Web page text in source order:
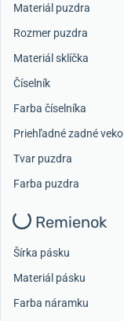
Materiál puzdra
Rozmer puzdra
Materiál sklíčka
Číselník
Farba číselníka
Priehľadné zadné veko
Tvar puzdra
Farba puzdra
Remienok
Šírka pásku
Materiál pásku
Farba náramku